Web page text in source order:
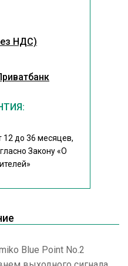
НДС)
12 до 36 месяцев,
Закону«О
Blue Point No.2